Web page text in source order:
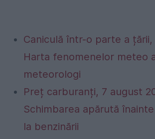
Caniculă într-o parte a țării,
Harta fenomenelor meteo
meteorologi
Preț carburanți, 7 august
Schimbarea apărută
la benzinării